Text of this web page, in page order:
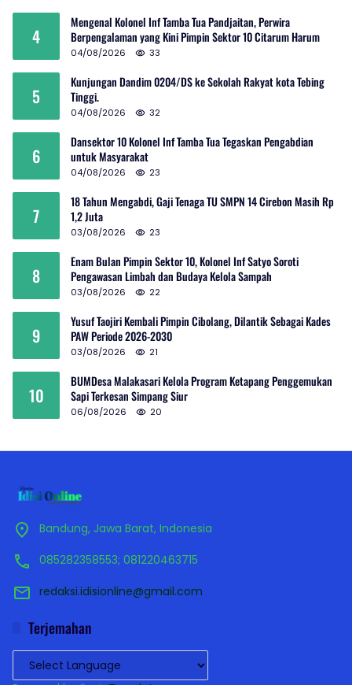
4
Mengenal Kolonel Inf Tamba Tua Pandjaitan, Perwira
Berpengalaman yang Kini Pimpin Sektor 10 Citarum Harum
04/08/2026 33
5
Kunjungan Dandim 0204/DS ke Sekolah Rakyat kota Tebing
Tinggi.
04/08/2026 32
6
Dansektor 10 Kolonel Inf Tamba Tua Tegaskan Pengabdian
untuk Masyarakat
04/08/2026 23
7
18 Tahun Mengabdi, Gaji Tenaga TU SMPN 14 Cirebon Masih Rp
1,2 Juta
03/08/2026 23
8
Enam Bulan Pimpin Sektor 10, Kolonel Inf Satyo Soroti
Pengawasan Limbah dan Budaya Kelola Sampah
03/08/2026 22
9
Yusuf Taojiri Kembali Pimpin Cibolang, Dilantik Sebagai Kades
PAW Periode 2026-2030
03/08/2026 21
10
BUMDesa Malakasari Kelola Program Ketapang Penggemukan
Sapi Terkesan Simpang Siur
06/08/2026 20
Bandung, Jawa Barat, Indonesia
085282358553; 081220463715
redaksi.idisionline@gmail.com
Terjemahan